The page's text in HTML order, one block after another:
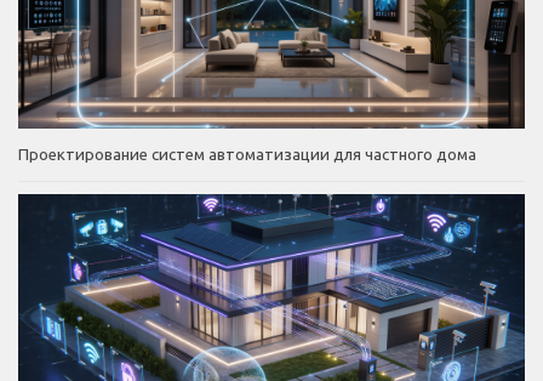
Проектирование систем автоматизации для частного дома